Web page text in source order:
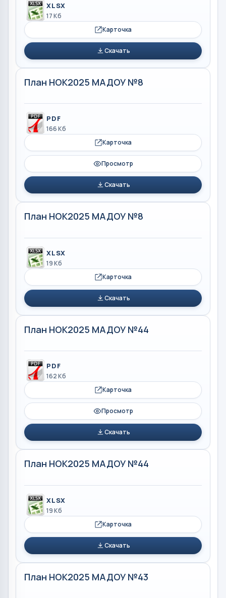
XLSX
17 Кб
Карточка
Скачать
План НОК2025 МАДОУ №8
PDF
166 Кб
Карточка
Просмотр
Скачать
План НОК2025 МАДОУ №8
XLSX
19 Кб
Карточка
Скачать
План НОК2025 МАДОУ №44
PDF
162 Кб
Карточка
Просмотр
Скачать
План НОК2025 МАДОУ №44
XLSX
19 Кб
Карточка
Скачать
План НОК2025 МАДОУ №43